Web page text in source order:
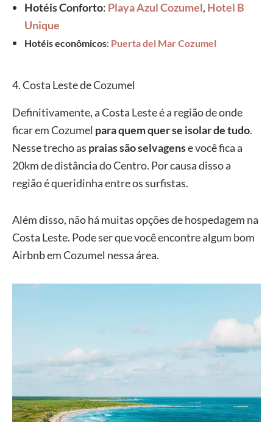
Hotéis Conforto: Playa Azul Cozumel, Hotel B
Unique
Hotéis econômicos: Puerta del Mar Cozumel
4. Costa Leste de Cozumel
Definitivamente, a Costa Leste é a região de onde
ficar em Cozumel para quem quer se isolar de tudo.
Nesse trecho as praias são selvagense você fica a
20km de distância do Centro. Por causa disso a
região é queridinha entre os surfistas.
Além disso, não há muitas opções de hospedagem na
Costa Leste. Pode ser que você encontre algum bom
Airbnb em Cozumel nessa área.